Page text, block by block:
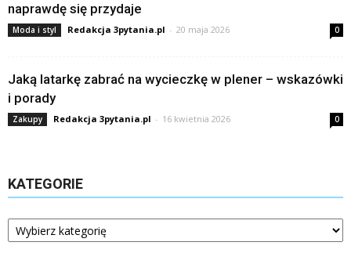
naprawdę się przydaje
Moda i styl Redakcja 3pytania.pl - 20 maja 2026 0
Jaką latarkę zabrać na wycieczkę w plener – wskazówki
i porady
Zakupy Redakcja 3pytania.pl - 16 kwietnia 2026 0
KATEGORIE
Kategorie